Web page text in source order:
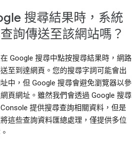
搜尋結果時，系統
詢傳送至該網站嗎？
Google 搜尋中點按搜尋結果時，網路
至到達網頁。您的搜尋字詞可能會出
中，但 Google 搜尋會避免瀏覽器以參
頁網址。雖然我們會透過 Google 搜尋
提供搜尋查詢相關資料，但是
這些查詢資料匯總處理，僅提供多位